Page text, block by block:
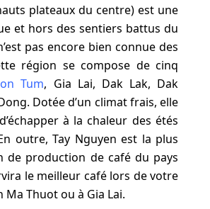
plateaux du centre) est une
et hors des sentiers battus du
pas encore bien connue des
région se compose de cinq
Tum, Gia Lai, Dak Lak, Dak
Dotée d’un climat frais, elle
à la chaleur des étés
outre, Tay Nguyen est la plus
de production de café du pays
le meilleur café lors de votre
Ma Thuot ou à Gia Lai.